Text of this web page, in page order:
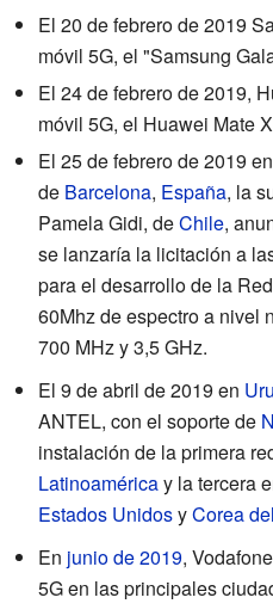
El 20 de febrero de 2019
móvil 5G, el "Samsung
El 24 de febrero de 2019,
móvil 5G, el Huawei Mate
El 25 de febrero de 2019
de Barcelona, España, la
Pamela Gidi, deChile,
se lanzaría la licitación a
para el desarrollo de la
60Mhz de espectro a nivel
700 MHz y 3,5 GHz.
El 9 de abril de 2019 en
ANTEL, con el soporte de
instalación de la primera
Latinoaméricay la tercera
Estados UnidosyCorea
En junio de 2019,
5G en las principales